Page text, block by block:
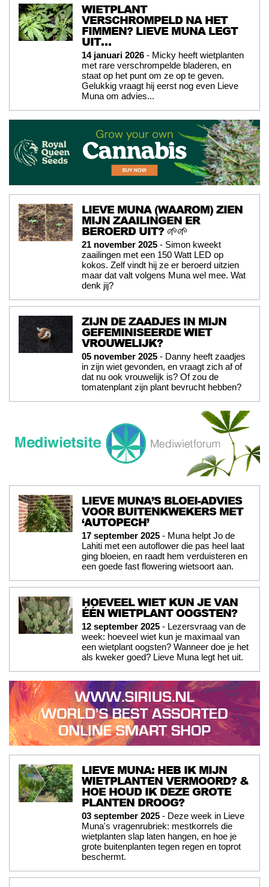
WIETPLANT
VERSCHROMPELD NA HET
FIMMEN? LIEVE MUNA LEGT
UIT…
14 januari 2026 - Micky heeft wietplanten
met rare verschrompelde bladeren, en
staat op het punt om ze op te geven.
Gelukkig vraagt hij eerst nog even Lieve
Muna om advies...
LIEVE MUNA (WAAROM) ZIEN
MIJN ZAAILINGEN ER
BEROERD UIT? 🌱🌱
21 november 2025 - Simon kweekt
zaailingen met een 150 Watt LED op
kokos. Zelf vindt hij ze er beroerd uitzien
maar dat valt volgens Muna wel mee. Wat
denk jij?
ZIJN DE ZAADJES IN MIJN
GEFEMINISEERDE WIET
VROUWELIJK?
05 november 2025 - Danny heeft zaadjes
in zijn wiet gevonden, en vraagt zich af of
dat nu ook vrouwelijk is? Of zou de
tomatenplant zijn plant bevrucht hebben?
LIEVE MUNA’S BLOEI-ADVIES
VOOR BUITENKWEKERS MET
‘AUTOPECH’
17 september 2025 - Muna helpt Jo de
Lahiti met een autoflower die pas heel laat
ging bloeien, en raadt hem verduisteren en
een goede fast flowering wietsoort aan.
HOEVEEL WIET KUN JE VAN
ÉÉN WIETPLANT OOGSTEN?
12 september 2025 - Lezersvraag van de
week: hoeveel wiet kun je maximaal van
een wietplant oogsten? Wanneer doe je het
als kweker goed? Lieve Muna legt het uit.
LIEVE MUNA: HEB IK MIJN
WIETPLANTEN VERMOORD? &
HOE HOUD IK DEZE GROTE
PLANTEN DROOG?
03 september 2025 - Deze week in Lieve
Muna's vragenrubriek: mestkorrels die
wietplanten slap laten hangen, en hoe je
grote buitenplanten tegen regen en toprot
beschermt.